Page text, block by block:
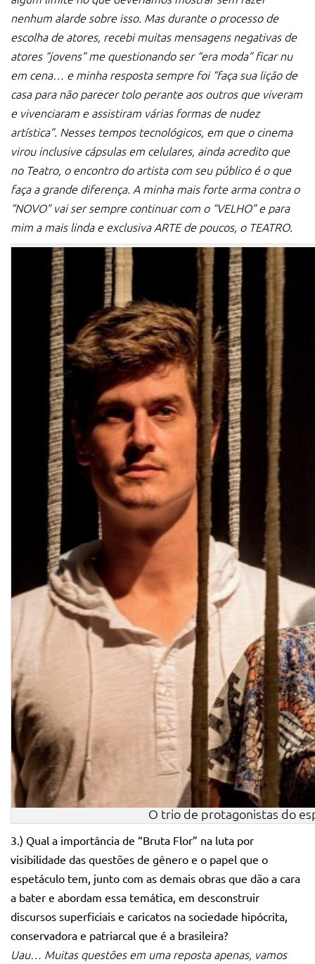
nenhum alarde sobre isso. Mas durante o processo de
escolha de atores, recebi muitas mensagens negativas de
atores “jovens” me questionando ser “era moda” ficar nu
em cena… e minha resposta sempre foi “faça sua lição de
casa para não parecer tolo perante aos outros que viveram
e vivenciaram e assistiram várias formas de nudez
artística”. Nesses tempos tecnológicos, em que o cinema
virou inclusive cápsulas em celulares, ainda acredito que
no Teatro, o encontro do artista com seu público é o que
faça a grande diferença. A minha mais forte arma contra o
“NOVO” vai ser sempre continuar com o “VELHO” e para
mim a mais linda e exclusiva ARTE de poucos, o TEATRO.
O trio de protagonistas do
3.) Qual a importância de “Bruta Flor” na luta por
visibilidade das questões de gênero e o papel que o
espetáculo tem, junto com as demais obras que dão a cara
a bater e abordam essa temática, em desconstruir
discursos superficiais e caricatos na sociedade hipócrita,
conservadora e patriarcal que é a brasileira?
Uau… Muitas questões em uma reposta apenas, vamos